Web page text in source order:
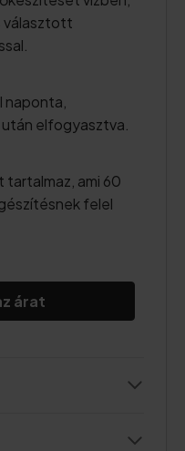
választott
naponta,
elfogyasztva.
tartalmaz, ami 60
felel
árat